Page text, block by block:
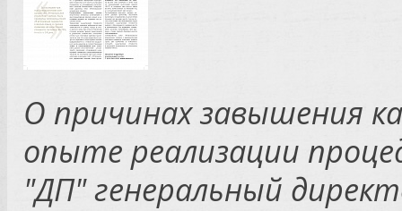
О причинах завышения
опыте реализации
"ДП" генеральный